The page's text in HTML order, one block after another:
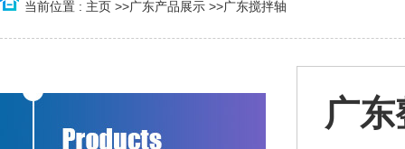
当前位置 : 主页 >>广东产品展示 >>广东搅拌轴
广